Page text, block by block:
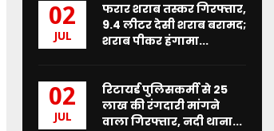
02
JUL
फरार शराब तस्कर गिरफ्तार,
9.4 लीटर देसी शराब बरामद;
शराब पीकर हंगामा...
02
JUL
रिटायर्ड पुलिसकर्मी से 25
लाख की रंगदारी मांगने
वाला गिरफ्तार, नदी थाना...